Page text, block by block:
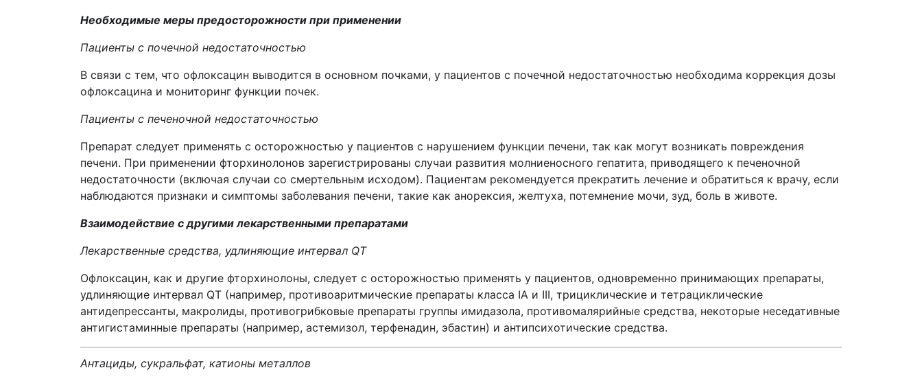
Необходимые меры предосторожности при применении
Пациенты с почечной недостаточностью
В связи с тем, что офлоксацин выводится в основном почками, у пациентов с почечной недостаточностью необходима коррекция дозы
офлоксацина и мониторинг функции почек.
Пациенты с печеночной недостаточностью
Препарат следует применять с осторожностью у пациентов с нарушением функции печени, так как могут возникать повреждения
печени. При применении фторхинолонов зарегистрированы случаи развития молниеносного гепатита, приводящего к печеночной
недостаточности (включая случаи со смертельным исходом). Пациентам рекомендуется прекратить лечение и обратиться к врачу, если
наблюдаются признаки и симптомы заболевания печени, такие как анорексия, желтуха, потемнение мочи, зуд, боль в животе.
Взаимодействие с другими лекарственными препаратами
Лекарственные средства, удлиняющие интервал QT
Офлоксацин, как и другие фторхинолоны, следует с осторожностью применять у пациентов, одновременно принимающих препараты,
удлиняющие интервал QT (например, противоаритмические препараты класса IA и III, трициклические и тетрациклические
антидепрессанты, макролиды, противогрибковые препараты группы имидазола, противомалярийные средства, некоторые неседативные
антигистаминные препараты (например, астемизол, терфенадин, эбастин) и антипсихотические средства.
Антациды, сукральфат, катионы металлов